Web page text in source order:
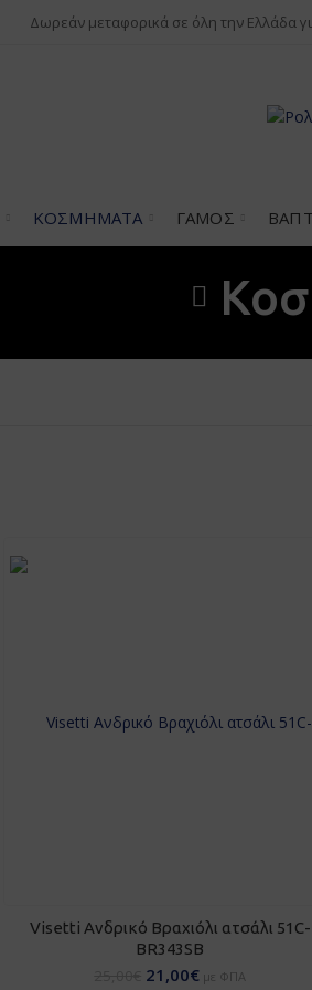
Δωρεάν μεταφορικά σε όλη την Ελλάδα
ΚΟΣΜΉΜΑΤΑ ΓΆΜΟΣ
ΠΡΟΣΘΉΚΗ ΣΤΟ ΚΑΛΆΘΙ
Visetti Ανδρικό Βραχιόλι ατσάλι 51C-
BR343SB
21,00€ με ΦΠΑ